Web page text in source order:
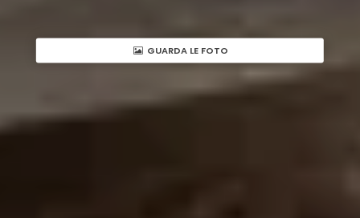
GUARDA LE FOTO